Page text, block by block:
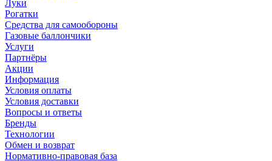
Луки
Рогатки
Средства для самообороны
Газовые баллончики
Услуги
Партнёры
Акции
Информация
Условия оплаты
Условия доставки
Вопросы и ответы
Бренды
Технологии
Обмен и возврат
Нормативно-правовая база